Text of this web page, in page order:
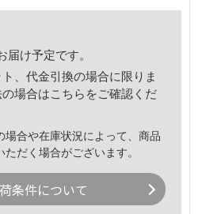
届け予定です。
、代金引換の場合に限りま
場合はこちら をご確認くだ
合や在庫状況によって、商品
だく場合がございます。
条件について